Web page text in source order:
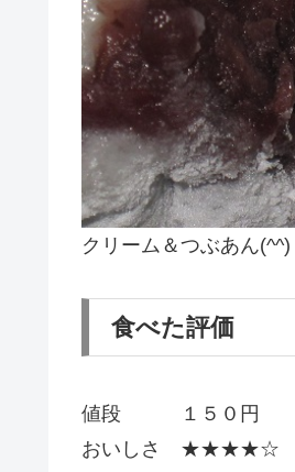
クリーム＆つぶあん(^^)
食べた評価
値段 １５０円
おいしさ ★★★★☆